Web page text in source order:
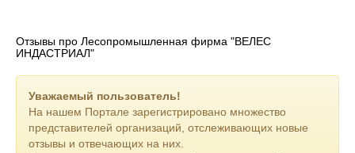
Отзывы про Лесопромышленная фирма "ВЕЛЕС
ИНДАСТРИАЛ"
Уважаемый пользователь!
На нашем Портале зарегистрировано множество
представителей организаций, отслеживающих новые
отзывы и отвечающих на них.